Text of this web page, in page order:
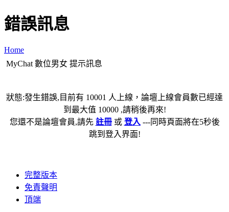
錯誤訊息
Home
MyChat 數位男女 提示訊息
狀態:發生錯誤,目前有 10001 人上線，論壇上線會員數已經達
到最大值 10000 ,請稍後再來!
您還不是論壇會員,請先 註冊或 登入 ---同時頁面將在5秒後
跳到登入界面!
完整版本
免責聲明
頂端